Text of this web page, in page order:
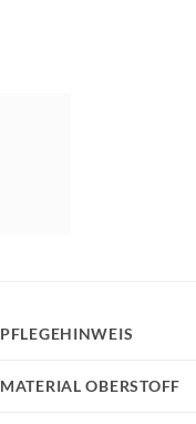
PFLEGEHINWEIS
MATERIAL OBERSTOFF